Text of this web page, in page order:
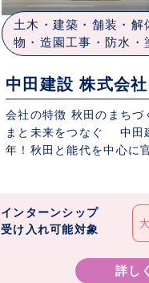
土木・建築・舗装・解
物・造園工事・防水・
中田建設 株式会社
会社の特徴 秋田のまちづ
まと未来をつなぐ 中田
年！秋田と能代を中心に
インターンシップ
受け入れ可能対象
詳し